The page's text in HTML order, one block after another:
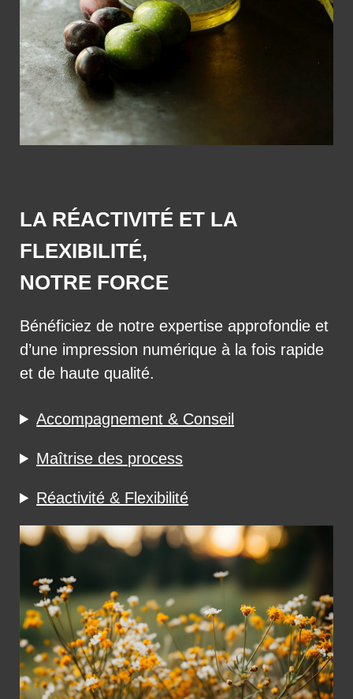
LA RÉACTIVITÉ ET LA
FLEXIBILITÉ,
NOTRE FORCE
Bénéficiez de notre expertise approfondie et
d’une impression numérique à la fois rapide
et de haute qualité.
Accompagnement & Conseil
Maîtrise des process
Réactivité & Flexibilité